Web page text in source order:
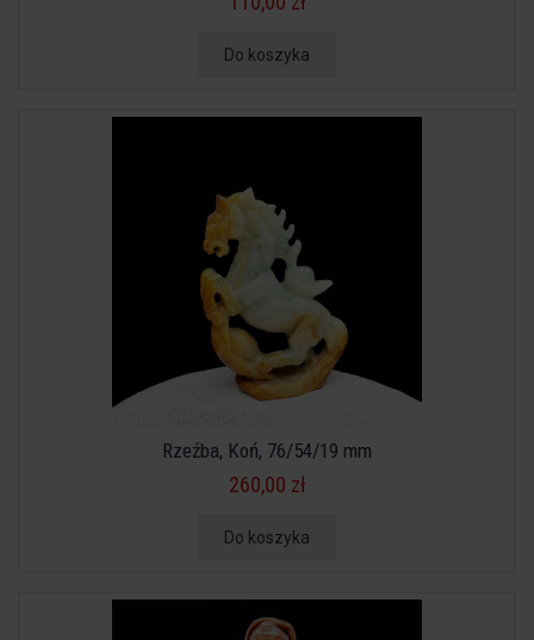
Do koszyka
Rzeźba, Koń, 76/54/19 mm
260,00 zł
Do koszyka